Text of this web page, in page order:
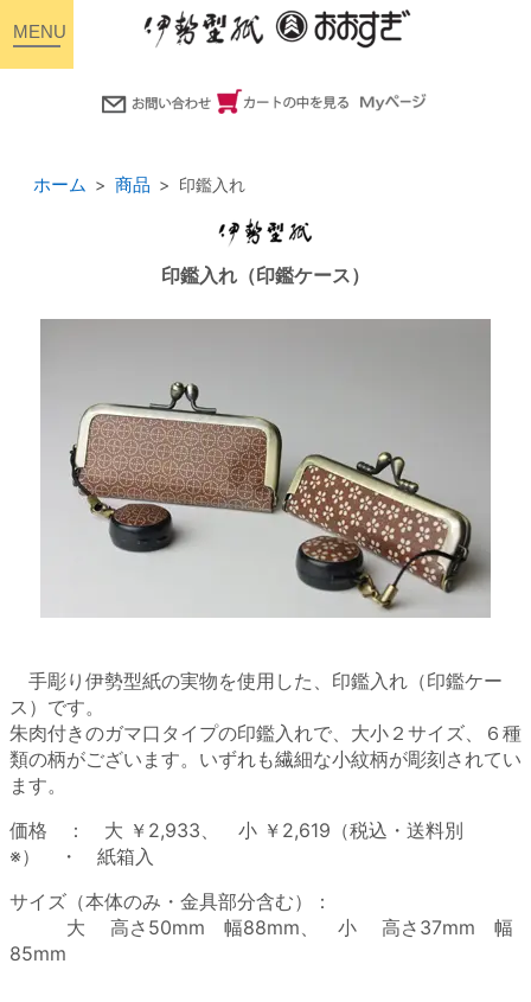
ホーム 商品 印鑑入れ
印鑑入れ（印鑑ケース）
手彫り伊勢型紙の実物を使用した、印鑑入れ（印鑑ケー
ス）です。
朱肉付きのガマ口タイプの印鑑入れで、大小２サイズ、６種
類の柄がございます。いずれも繊細な小紋柄が彫刻されてい
ます。
価格 ： 大 ￥2,933、 小 ￥2,619（税込・送料別
※） ・ 紙箱入
サイズ（本体のみ・金具部分含む）：
大 高さ50mm 幅88mm、 小 高さ37mm 幅
85mm
toggle
navigation